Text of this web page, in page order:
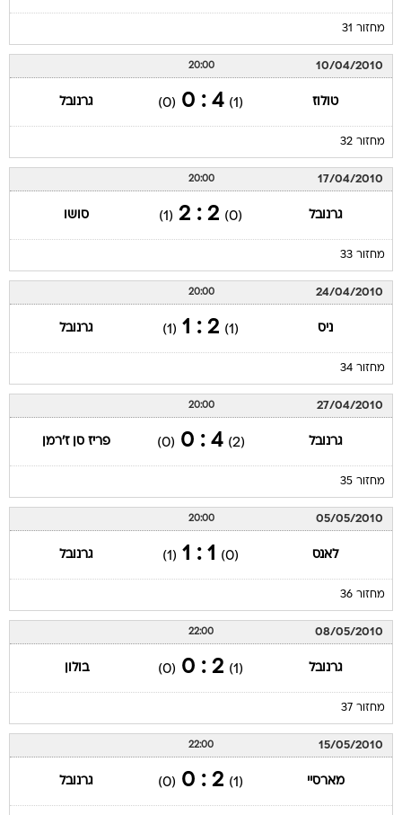
מחזור 31
10/04/2010
20:00
טולוז (1)
4 : 0
(0) גרנובל
מחזור 32
17/04/2010
20:00
גרנובל (0)
2 : 2
(1) סושו
מחזור 33
24/04/2010
20:00
ניס (1)
2 : 1
(1) גרנובל
מחזור 34
27/04/2010
20:00
גרנובל (2)
4 : 0
(0) פריז סן ז'רמן
מחזור 35
05/05/2010
20:00
לאנס (0)
1 : 1
(1) גרנובל
מחזור 36
08/05/2010
22:00
גרנובל (1)
2 : 0
(0) בולון
מחזור 37
15/05/2010
22:00
מארסיי (1)
2 : 0
(0) גרנובל